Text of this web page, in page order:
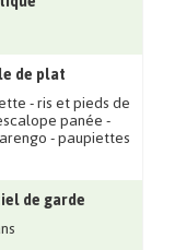
de plat
- ris et pieds de
panée -
- paupiettes
de garde